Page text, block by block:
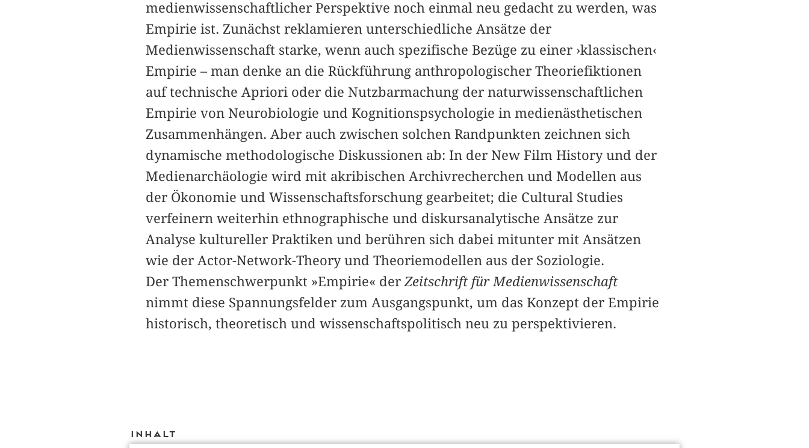
medienwissenschaftlicher Perspektive noch einmal neu gedacht zu werden, was
Empirie ist. Zunächst reklamieren unterschiedliche Ansätze der
Medienwissenschaft starke, wenn auch spezifische Bezüge zu einer ›klassischen‹
Empirie – man denke an die Rückführung anthropologischer Theoriefiktionen
auf technische Apriori oder die Nutzbarmachung der naturwissenschaftlichen
Empirie von Neurobiologie und Kognitionspsychologie in medienästhetischen
Zusammenhängen. Aber auch zwischen solchen Randpunkten zeichnen sich
dynamische methodologische Diskussionen ab: In der New Film History und der
Medienarchäologie wird mit akribischen Archivrecherchen und Modellen aus
der Ökonomie und Wissenschaftsforschung gearbeitet; die Cultural Studies
verfeinern weiterhin ethnographische und diskursanalytische Ansätze zur
Analyse kultureller Praktiken und berühren sich dabei mitunter mit Ansätzen
wie der Actor-Network-Theory und Theoriemodellen aus der Soziologie.
Der Themenschwerpunkt »Empirie« der Zeitschrift für Medienwissenschaft
nimmt diese Spannungsfelder zum Ausgangspunkt, um das Konzept der Empirie
historisch, theoretisch und wissenschaftspolitisch neu zu perspektivieren.
Inhalt